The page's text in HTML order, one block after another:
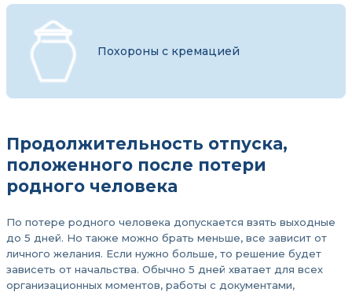
Похороны с кремацией
Продолжительность отпуска,
положенного после потери
родного человека
По потере родного человека допускается взять выходные
до 5 дней. Но также можно брать меньше, все зависит от
личного желания. Если нужно больше, то решение будет
зависеть от начальства. Обычно 5 дней хватает для всех
организационных моментов, работы с документами,